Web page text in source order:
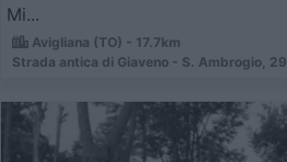
Mi...
Avigliana (TO) - 17.7km
Strada antica di Giaveno - S. Ambrogio, 29